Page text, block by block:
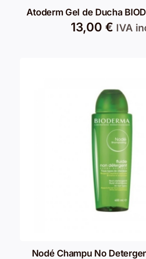
Atoderm Gel de Ducha
13,00 € IVA
Nodé Champu No